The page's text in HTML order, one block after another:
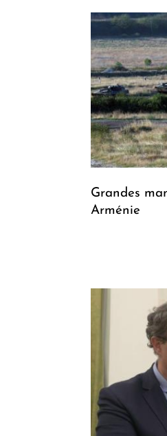
Grandes
Arménie